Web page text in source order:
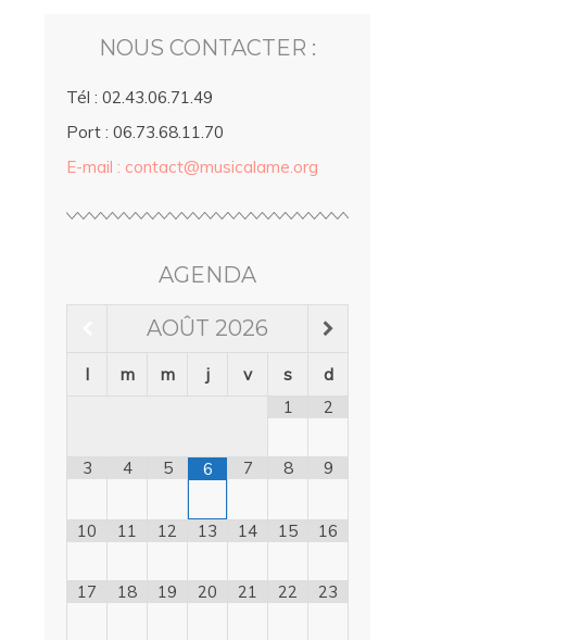
NOUS CONTACTER :
Tél : 02.43.06.71.49
Port : 06.73.68.11.70
E-mail : contact@musicalame.org
AGENDA
AOÛT 2026
l m m j v s
d
1
2
3 4 5 6 7 8 9
10 11 12 13 14 15 16
17 18 19 20 21 22 23